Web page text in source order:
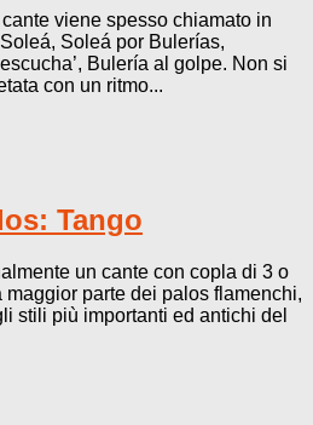
viene spesso chiamato in
Soleá por Bulerías,
Bulería al golpe. Non si
con un ritmo...
Tango
un cante con copla di 3 o
parte dei palos flamenchi,
stili più importanti ed antichi del